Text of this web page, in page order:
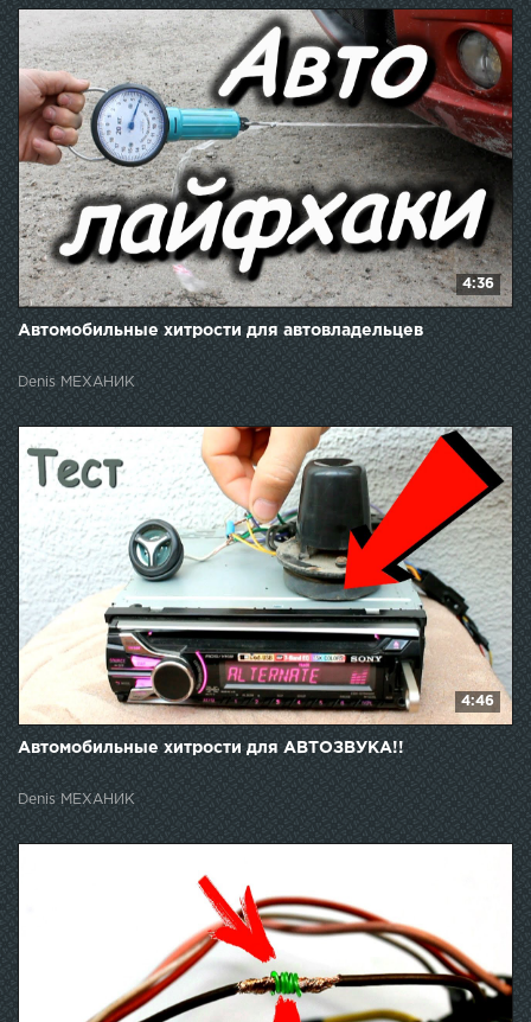
4:36
Автомобильные хитрости для автовладельцев
Denis МЕХАНИК
4:46
Автомобильные хитрости для АВТОЗВУКА!!
Denis МЕХАНИК